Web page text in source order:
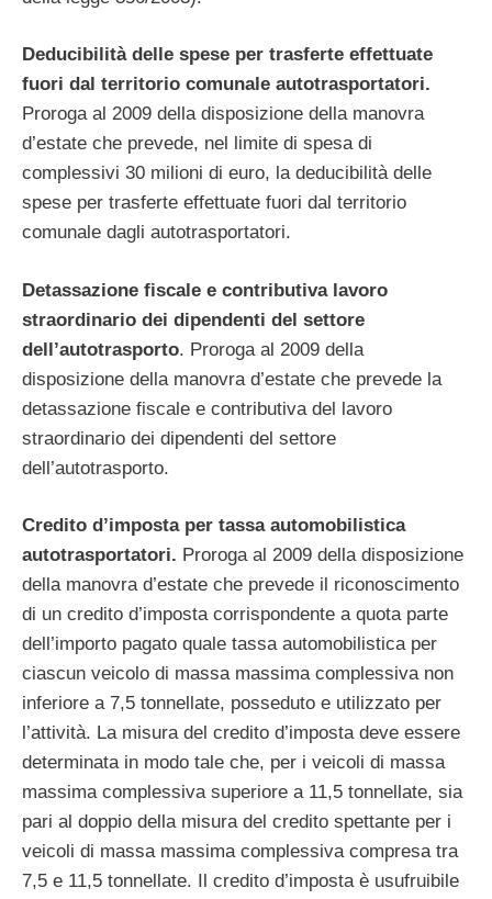
Deducibilità delle spese per trasferte effettuate
fuori dal territorio comunale autotrasportatori.
Proroga al 2009 della disposizione della manovra
d’estate che prevede, nel limite di spesa di
complessivi 30 milioni di euro, la deducibilità delle
spese per trasferte effettuate fuori dal territorio
comunale dagli autotrasportatori.
Detassazione fiscale e contributiva lavoro
straordinario dei dipendenti del settore
dell’autotrasporto. Proroga al 2009 della
disposizione della manovra d’estate che prevede la
detassazione fiscale e contributiva del lavoro
straordinario dei dipendenti del settore
dell’autotrasporto.
Credito d’imposta per tassa automobilistica
autotrasportatori. Proroga al 2009 della disposizione
della manovra d’estate che prevede il riconoscimento
di un credito d’imposta corrispondente a quota parte
dell’importo pagato quale tassa automobilistica per
ciascun veicolo di massa massima complessiva non
inferiore a 7,5 tonnellate, posseduto e utilizzato per
l’attività. La misura del credito d’imposta deve essere
determinata in modo tale che, per i veicoli di massa
massima complessiva superiore a 11,5 tonnellate, sia
pari al doppio della misura del credito spettante per i
veicoli di massa massima complessiva compresa tra
7,5 e 11,5 tonnellate. Il credito d’imposta è usufruibile